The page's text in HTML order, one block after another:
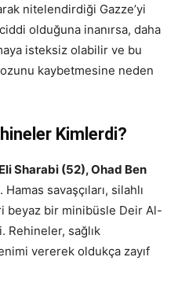
nitelendirdiği Gazze’yi
olduğuna inanırsa, daha
isteksiz olabilir ve bu
kaybetmesine neden
Kimlerdi?
Eli Sharabi (52), Ohad Ben
Hamas savaşçıları, silahlı
beyaz bir minibüsle Deir Al-
Rehineler, sağlık
vererek oldukça zayıf